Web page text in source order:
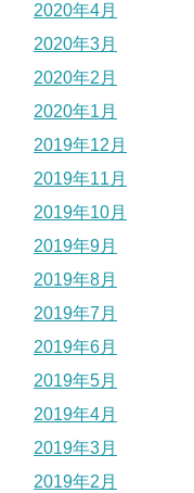
2020年4月
2020年3月
2020年2月
2020年1月
2019年12月
2019年11月
2019年10月
2019年9月
2019年8月
2019年7月
2019年6月
2019年5月
2019年4月
2019年3月
2019年2月